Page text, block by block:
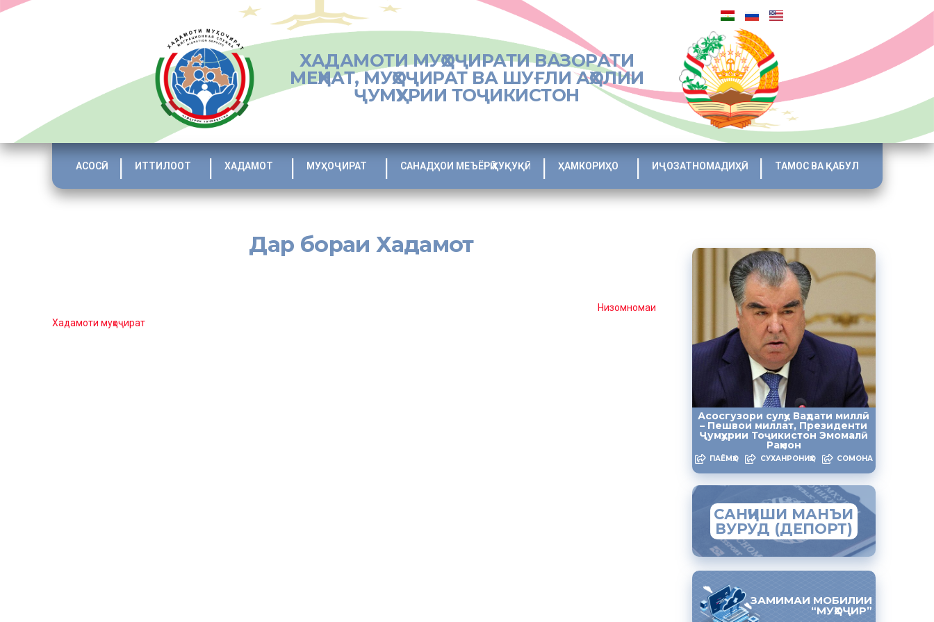
ХАДАМОТИ МУҲОҶИРАТИ ВАЗОРАТИ
МЕҲНАТ, МУҲОҶИРАТ ВА ШУҒЛИ АҲОЛИИ
ҶУМҲУРИИ ТОҶИКИСТОН
АСОСӢ ИТТИЛООТ ХАДАМОТ МУҲОҶИРАТ САНАДҲОИ МЕЪЁРӢ ҲУҚУҚӢ ҲАМКОРИҲО ИҶОЗАТНОМАДИҲӢ ТАМОС ВА ҚАБУЛ
Дар бораи Хадамот
Низомномаи
Хадамоти муҳоҷират
Асосгузори сулҳу Ваҳдати миллӣ
– Пешвои миллат, Президенти
Ҷумҳурии Тоҷикистон Эмомалӣ
Раҳмон
ПАЁМҲО СУХАНРОНИҲО СОМОНА
САНҶИШИ МАНЪИ
ВУРУД (ДЕПОРТ)
ЗАМИМАИ МОБИЛИИ
“МУҲОҶИР”